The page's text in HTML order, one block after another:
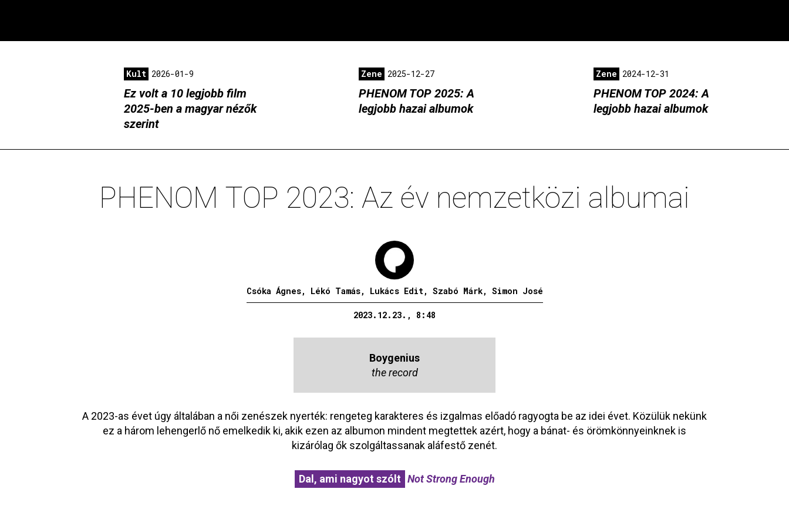
Kult 2026-01-9
Ez volt a 10 legjobb film
2025-ben a magyar nézők
szerint
Zene 2025-12-27
PHENOM TOP 2025: A
legjobb hazai albumok
Zene 2024-12-31
PHENOM TOP 2024: A
legjobb hazai albumok
PHENOM TOP 2023: Az év nemzetközi albumai
Csóka Ágnes, Lékó Tamás, Lukács Edit, Szabó Márk, Simon José
2023.12.23., 8:48
Boygenius
the record
A 2023-as évet úgy általában a női zenészek nyerték: rengeteg karakteres és izgalmas előadó ragyogta be az idei évet. Közülük nekünk
ez a három lehengerlő nő emelkedik ki, akik ezen az albumon mindent megtettek azért, hogy a bánat- és örömkönnyeinknek is
kizárólag ők szolgáltassanak aláfestő zenét.
Dal, ami nagyot szólt Not Strong Enough